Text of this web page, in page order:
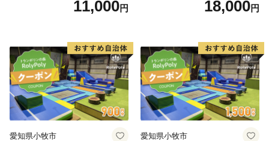
11,000円
ル特製 デザート 6種類 サン
ティー チケット 券 2名様分
お祝 誕生日 記念日 名鉄小牧
ホテル 愛知県 小牧市 送料無
料
18,000円
愛知県小牧市 愛知県小牧市